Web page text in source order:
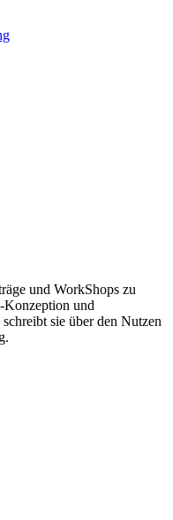
und WorkShops zu
Konzeption und
sie über den Nutzen